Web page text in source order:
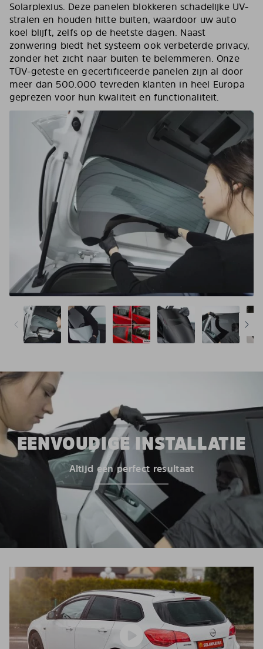
Solarplexius. Deze panelen blokkeren schadelijke UV-
stralen en houden hitte buiten, waardoor uw auto
koel blijft, zelfs op de heetste dagen. Naast
zonwering biedt het systeem ook verbeterde privacy,
zonder het zicht naar buiten te belemmeren. Onze
TÜV-geteste en gecertificeerde panelen zijn al door
meer dan 500.000 tevreden klanten in heel Europa
geprezen voor hun kwaliteit en functionaliteit.
EENVOUDIGE INSTALLATIE
Altijd een perfect resultaat